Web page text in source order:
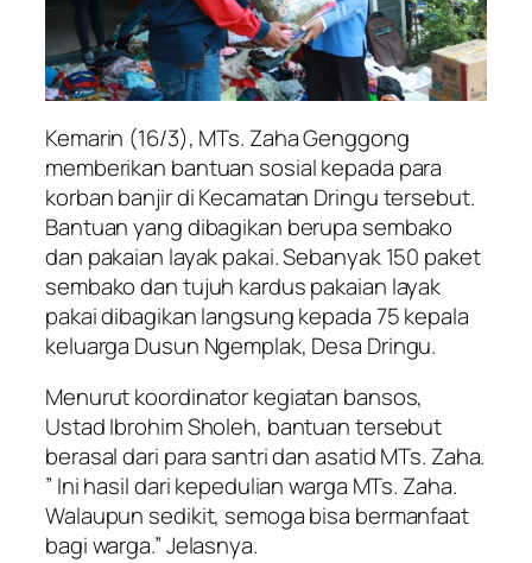
Kemarin (16/3), MTs. Zaha Genggong
memberikan bantuan sosial kepada para
korban banjir di Kecamatan Dringu tersebut.
Bantuan yang dibagikan berupa sembako
dan pakaian layak pakai. Sebanyak 150 paket
sembako dan tujuh kardus pakaian layak
pakai dibagikan langsung kepada 75 kepala
keluarga Dusun Ngemplak, Desa Dringu.
Menurut koordinator kegiatan bansos,
Ustad Ibrohim Sholeh, bantuan tersebut
berasal dari para santri dan asatid MTs. Zaha.
” Ini hasil dari kepedulian warga MTs. Zaha.
Walaupun sedikit, semoga bisa bermanfaat
bagi warga.” Jelasnya.